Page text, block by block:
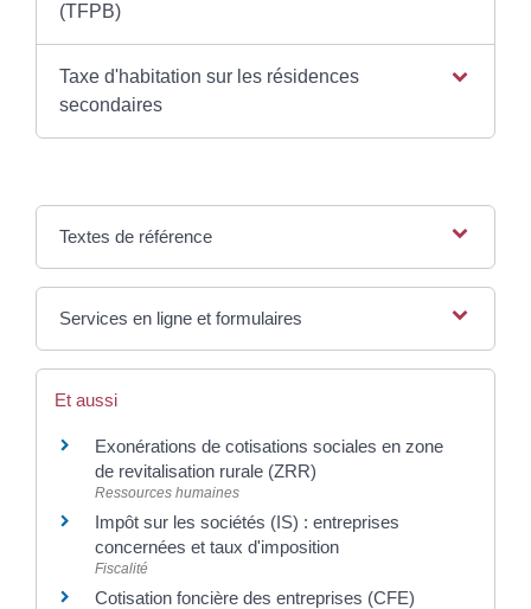
(TFPB)
Taxe d'habitation sur les résidences
secondaires
Textes de référence
Services en ligne et formulaires
Et aussi
Exonérations de cotisations sociales en zone
de revitalisation rurale (ZRR)
Ressources humaines
Impôt sur les sociétés (IS) : entreprises
concernées et taux d'imposition
Fiscalité
Cotisation foncière des entreprises (CFE)